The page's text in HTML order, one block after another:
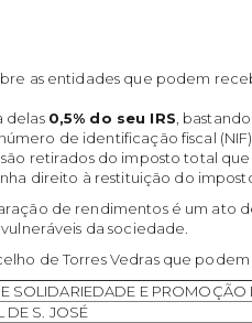
as entidades que podem
delas 0,5% do seu IRS,
de identificação fiscal
são retirados do imposto total
direito à restituição do
de rendimentos é um ato
vulneráveis da sociedade.
de Torres Vedras que
SOLIDARIEDADE E
DE S. JOSÉ